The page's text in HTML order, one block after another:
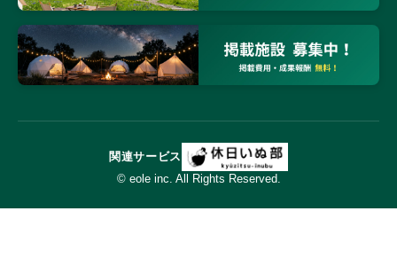
関連サービス
© eole inc. All Rights Reserved.